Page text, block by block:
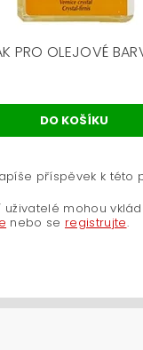
PRO OLEJOVÉ
příspěvek k této
uživatelé mohou
nebo se registrujte.